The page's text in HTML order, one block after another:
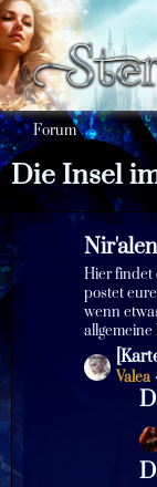
Forum
Die Insel
Hier findet
postet
wenn
allgemeine
L
e
Valea
L
e
t